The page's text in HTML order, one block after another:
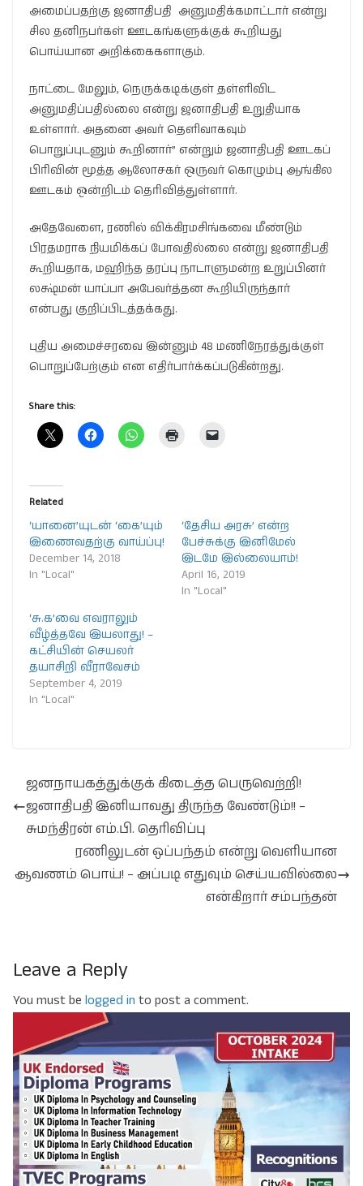
அமைப்பதற்கு ஜனாதிபதி அனுமதிக்கமாட்டார் என்று
சில தனிநபர்கள் ஊடகங்களுக்குக் கூறியது
பொய்யான அறிக்கைகளாகும்.
நாட்டை மேலும், நெருக்கடிக்குள் தள்ளிவிட
அனுமதிப்பதில்லை என்று ஜனாதிபதி உறுதியாக
உள்ளார். அதனை அவர் தெளிவாகவும்
பொறுப்புடனும் கூறினார்” என்றும் ஜனாதிபதி ஊடகப்
பிரிவின் மூத்த ஆலோசகர் ஒருவர் கொழும்பு ஆங்கில
ஊடகம் ஒன்றிடம் தெரிவித்துள்ளார்.
அதேவேளை, ரணில் விக்கிரமசிங்கவை மீண்டும்
பிரதமராக நியமிக்கப் போவதில்லை என்று ஜனாதிபதி
கூறியதாக, மஹிந்த தரப்பு நாடாளுமன்ற உறுப்பினர்
லக்ஷ்மன் யாப்பா அபேவர்த்தன கூறியிருந்தார்
என்பது குறிப்பிடத்தக்கது.
புதிய அமைச்சரவை இன்னும் 48 மணிநேரத்துக்குள்
பொறுப்பேற்கும் என எதிர்பார்க்கப்படுகின்றது.
Share this:
Related
‘யானை’யுடன் ‘கை’யும்
இணைவதற்கு வாய்ப்பு!
December 14, 2018
In "Local"
‘தேசிய அரசு’ என்ற
பேச்சுக்கு இனிமேல்
இடமே இல்லையாம்!
April 16, 2019
In "Local"
‘சு.க’வை எவராலும்
வீழ்த்தவே இயலாது! –
கட்சியின் செயலர்
தயாசிறி வீராவேசம்
September 4, 2019
In "Local"
ஜனநாயகத்துக்குக் கிடைத்த பெருவெற்றி!
ஜனாதிபதி இனியாவது திருந்த வேண்டும்!! –
சுமந்திரன் எம்.பி. தெரிவிப்பு
ரணிலுடன் ஒப்பந்தம் என்று வெளியான
ஆவணம் பொய்! – அப்படி எதுவும் செய்யவில்லை
என்கிறார் சம்பந்தன்
Leave a Reply
You must be logged in to post a comment.